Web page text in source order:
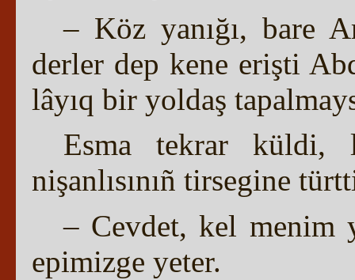
– Köz yanığı, bare
derler dep kene erişti
lâyıq bir yoldaş
Esma tekrar küldi,
nişanlısınıñ tirsegine
– Cevdet, kel menim
epimizge yeter.